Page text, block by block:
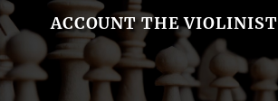
ACCOUNT THE VIOLINIST